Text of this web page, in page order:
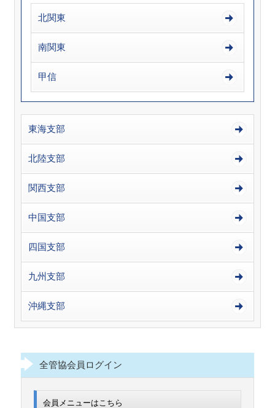
北関東
南関東
甲信
東海支部
北陸支部
関西支部
中国支部
四国支部
九州支部
沖縄支部
全管協会員ログイン
会員メニューはこちら